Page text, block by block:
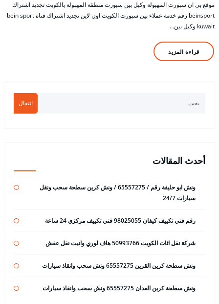
موقع بي ان سبورت المهبولة وكيل بين سبورت منطقة المهبولة بالكويت تجديد اشتراك
beinsport رقم خدمة عملاء بين سبورت الكويت اون لاين تجديد اشتراك قناة bein sport
kuwait وكيل بين…
قراءة المزيد
انتقال
أحدث المقالات
ونش ابو حليفة رقم / 65557275 / ونش كرين سطحة سحب ونقل
سيارات 24/7
رقم فني تكييف كيفان 98025055 فني تكييف مركزي 24 ساعة
شركة نقل اثاث الكويت 50993766 هاف لوري وانيت نقل عفش
ونش سطحة كرين القرين 65557275 ونش سحب وانقاذ سيارات
ونش سطحة كرين العدان 65557275 ونش سحب وانقاذ سيارات